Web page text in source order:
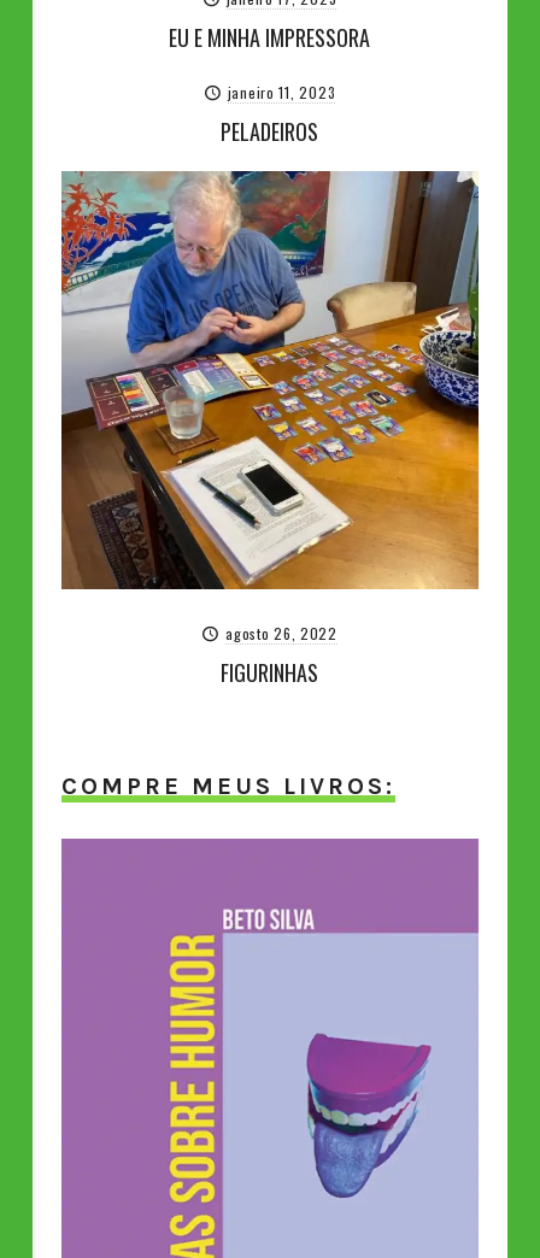
EU E MINHA IMPRESSORA
janeiro 11, 2023
PELADEIROS
agosto 26, 2022
FIGURINHAS
COMPRE MEUS LIVROS: